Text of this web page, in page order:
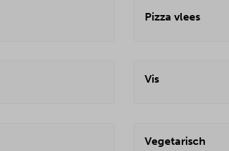
Pizza vlees
Vis
Vegetarisch